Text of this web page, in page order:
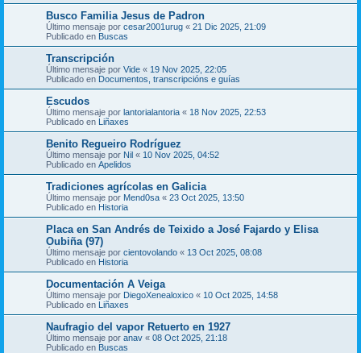
Busco Familia Jesus de Padron
Último mensaje por cesar2001urug « 21 Dic 2025, 21:09
Publicado en Buscas
Transcripción
Último mensaje por Vide « 19 Nov 2025, 22:05
Publicado en Documentos, transcripcións e guías
Escudos
Último mensaje por lantorialantoria « 18 Nov 2025, 22:53
Publicado en Liñaxes
Benito Regueiro Rodríguez
Último mensaje por Nil « 10 Nov 2025, 04:52
Publicado en Apelidos
Tradiciones agrícolas en Galicia
Último mensaje por Mend0sa « 23 Oct 2025, 13:50
Publicado en Historia
Placa en San Andrés de Teixido a José Fajardo y Elisa
Oubiña (97)
Último mensaje por cientovolando « 13 Oct 2025, 08:08
Publicado en Historia
Documentación A Veiga
Último mensaje por DiegoXenealoxico « 10 Oct 2025, 14:58
Publicado en Liñaxes
Naufragio del vapor Retuerto en 1927
Último mensaje por anav « 08 Oct 2025, 21:18
Publicado en Buscas